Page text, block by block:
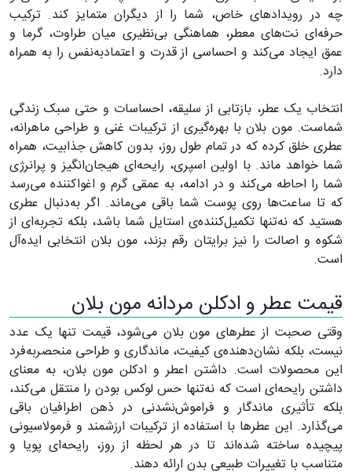
چه در رویدادهای خاص، شما را از دیگران متمایز کند. ترکیب
حرفه‌ای نت‌های معطر، هماهنگی بی‌نظیری میان طراوت، گرما و
عمق ایجاد می‌کند و احساسی از قدرت و اعتمادبه‌نفس را به همراه
دارد.
انتخاب یک عطر، بازتابی از سلیقه، احساسات و حتی سبک زندگی
شماست. مون بلان با بهره‌گیری از ترکیبات غنی و طراحی ماهرانه،
عطری خلق کرده که در تمام طول روز، بدون کاهش جذابیت، همراه
شما خواهد ماند. با اولین اسپری، رایحه‌ای هیجان‌انگیز و پرانرژی
شما را احاطه می‌کند و در ادامه، به عمقی گرم و اغواکننده می‌رسد
که تا ساعت‌ها روی پوست شما باقی می‌ماند. اگر به‌دنبال عطری
هستید که نه‌تنها تکمیل‌کننده‌ی استایل شما باشد، بلکه تجربه‌ای از
شکوه و اصالت را نیز برایتان رقم بزند، مون بلان انتخابی ایده‌آل
است.
قیمت عطر و ادکلن مردانه مون بلان
وقتی صحبت از عطرهای مون بلان می‌شود، قیمت تنها یک عدد
نیست، بلکه نشان‌دهنده‌ی کیفیت، ماندگاری و طراحی منحصربه‌فرد
این محصولات است. داشتن اعطر و ادکلن مون بلان، به معنای
داشتن رایحه‌ای است که نه‌تنها حس لوکس بودن را منتقل می‌کند،
بلکه تأثیری ماندگار و فراموش‌نشدنی در ذهن اطرافیان باقی
می‌گذارد. این عطرها با استفاده از ترکیبات ارزشمند و فرمولاسیونی
پیچیده ساخته شده‌اند تا در هر لحظه از روز، رایحه‌ای پویا و
متناسب با تغییرات طبیعی بدن ارائه دهند.